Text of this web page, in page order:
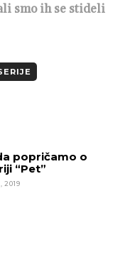
smo ih se stideli
popričamo o
“Pet”
2019